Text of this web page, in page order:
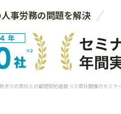
事労務の問題を解決
での弊社との顧問契約者数 ※3 弊社開催のセミナ